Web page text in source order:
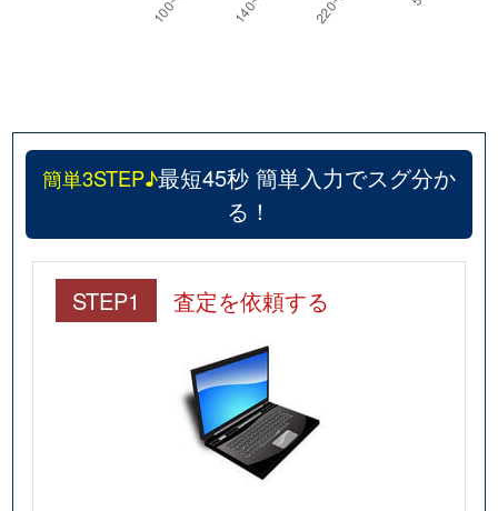
簡単3STEP♪最短45秒 簡単入力でスグ分か
る！
STEP1 査定を依頼する